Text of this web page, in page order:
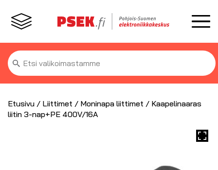
Etsi:
Etusivu / Liittimet / Moninapa liittimet / Kaapelinaaras
liitin 3-nap+PE 400V/16A